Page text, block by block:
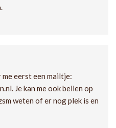
eerst een mailtje:
Je kan me ook bellen op
weten of er nog plek is en